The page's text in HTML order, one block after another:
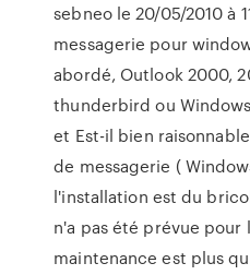
sebneo le 20/05/2010 à
messagerie pour
abordé, Outlook 2000,
thunderbird ou
et Est-il bien
de messagerie (
l'installation est du
n'a pas été prévue pour
maintenance est plus